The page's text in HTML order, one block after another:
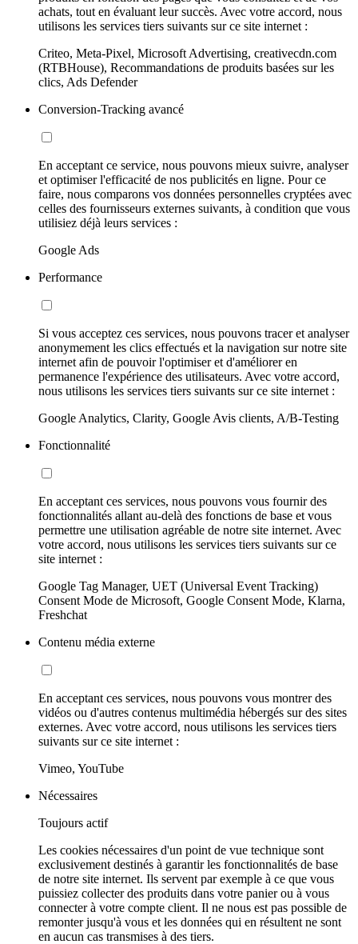
achats, tout en évaluant leur succès. Avec votre accord, nous
utilisons les services tiers suivants sur ce site internet :
Criteo, Meta-Pixel, Microsoft Advertising, creativecdn.com
(RTBHouse), Recommandations de produits basées sur les
clics, Ads Defender
Conversion-Tracking avancé
En acceptant ce service, nous pouvons mieux suivre, analyser
et optimiser l'efficacité de nos publicités en ligne. Pour ce
faire, nous comparons vos données personnelles cryptées avec
celles des fournisseurs externes suivants, à condition que vous
utilisiez déjà leurs services :
Google Ads
Performance
Si vous acceptez ces services, nous pouvons tracer et analyser
anonymement les clics effectués et la navigation sur notre site
internet afin de pouvoir l'optimiser et d'améliorer en
permanence l'expérience des utilisateurs. Avec votre accord,
nous utilisons les services tiers suivants sur ce site internet :
Google Analytics, Clarity, Google Avis clients, A/B-Testing
Fonctionnalité
En acceptant ces services, nous pouvons vous fournir des
fonctionnalités allant au-delà des fonctions de base et vous
permettre une utilisation agréable de notre site internet. Avec
votre accord, nous utilisons les services tiers suivants sur ce
site internet :
Google Tag Manager, UET (Universal Event Tracking)
Consent Mode de Microsoft, Google Consent Mode, Klarna,
Freshchat
Contenu média externe
En acceptant ces services, nous pouvons vous montrer des
vidéos ou d'autres contenus multimédia hébergés sur des sites
externes. Avec votre accord, nous utilisons les services tiers
suivants sur ce site internet :
Vimeo, YouTube
Nécessaires
Toujours actif
Les cookies nécessaires d'un point de vue technique sont
exclusivement destinés à garantir les fonctionnalités de base
de notre site internet. Ils servent par exemple à ce que vous
puissiez collecter des produits dans votre panier ou à vous
connecter à votre compte client. Il ne nous est pas possible de
remonter jusqu'à vous et les données qui en résultent ne sont
en aucun cas transmises à des tiers.